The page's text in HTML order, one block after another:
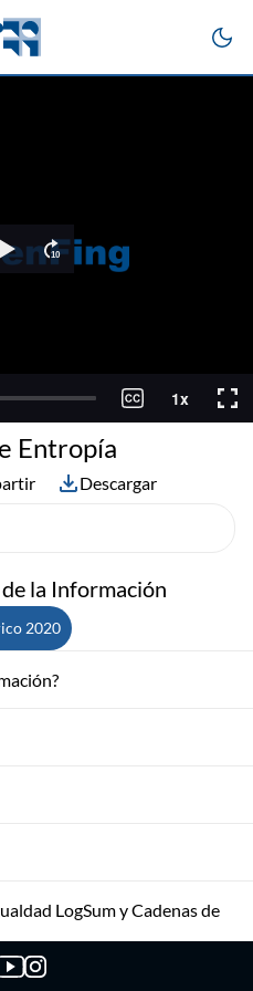
la Información
2020
LogSum y Cadenas de
Entropía
Descargar